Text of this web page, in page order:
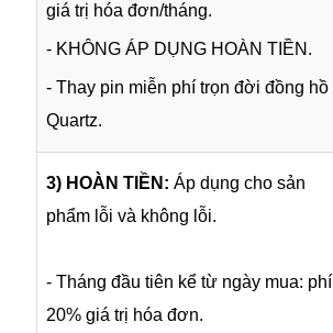
giá trị hóa đơn/tháng.
- KHÔNG ÁP DỤNG HOÀN TIỀN.
- Thay pin miễn phí trọn đời đồng hồ
Quartz.
3) HOÀN TIỀN: Áp dụng cho sản
phẩm lỗi và không lỗi.
- Tháng đầu tiên kể từ ngày mua: phí
20% giá trị hóa đơn.